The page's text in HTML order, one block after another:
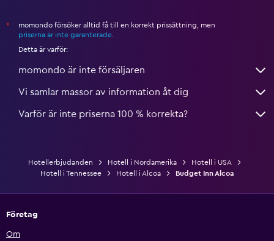
*
momondo försöker alltid få till en korrekt prissättning, men
priserna är inte garanterade
Detta är varför:
momondo är inte försäljaren
Vi samlar massor av information åt dig
Varför är inte priserna 100 % korrekta?
Hotellerbjudanden Hotell i Nordamerika
Hotell i USA
Hotell i Tennessee
Hotell i Alcoa Budget Inn Alcoa
Företag
Om